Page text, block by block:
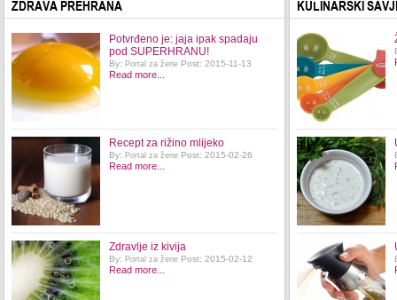
ZDRAVA PREHRANA
Potvrđeno je: jaja ipak spadaju
pod SUPERHRANU!
By: Portal za žene Post: 2015-11-13
Read more...
Recept za rižino mlijeko
By: Portal za žene Post: 2015-02-26
Read more...
Zdravlje iz kivija
By: Portal za žene Post: 2015-02-12
Read more...
KULINARSKI